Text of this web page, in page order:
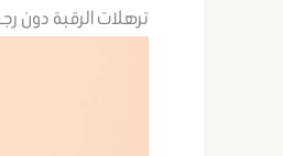
ترهلات الرقبة دون